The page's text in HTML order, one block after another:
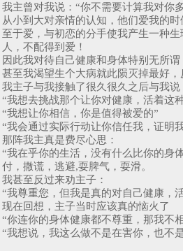
我主曾对我说：“你不需要计算我对你
从小到大对亲情的认知，他们爱我的
至于爱，与初恋的分手使我产生一种
人，不配得到爱！
因此我对待自己健康和身体特别无所
甚至我渴望生个大病就此陨灭掉最好，
我主子与我接触了很久很久之后与我说
“我想去挑战那个让你对健康，活着这
“我想让你相信，你是值得被爱的”
“我会通过实际行动让你信任我，证明
那阵我主真是费尽心思：
“我在乎你的生活，没有什么比你的身
付，撒谎，逃避,耍脾气，耍滑。
我甚至反过来劝主子：
“我尊重您，但我是真的对自己健康，
现在回想，主子当时应该真的恼火了
“你连你的身体健康都不尊重，那我不
“我想说，我这么做不是在害你，也不